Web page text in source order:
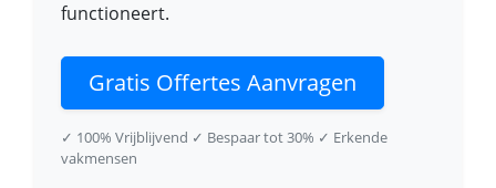
functioneert.
Gratis Offertes Aanvragen
✓ 100% Vrijblijvend ✓ Bespaar tot 30% ✓ Erkende
vakmensen